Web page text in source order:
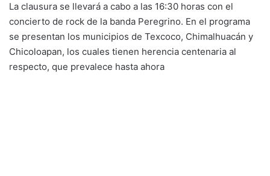
La clausura se llevará a cabo a las 16:30 horas con el
concierto de rock de la banda Peregrino. En el programa
se presentan los municipios de Texcoco, Chimalhuacán y
Chicoloapan, los cuales tienen herencia centenaria al
respecto, que prevalece hasta ahora